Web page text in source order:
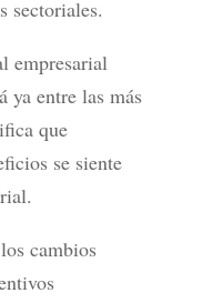
sectoriales.
empresarial
ya entre las más
que
se siente
cambios